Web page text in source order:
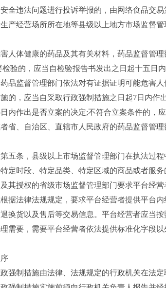
违法问题进行投诉举报的，由网络食品交易
产经营场所所在地等县级以上地方市场监督管
体健康的药品及其有关材料，药品监督管理
验的，应当自检验报告书发出之日起十五日内
监督管理部门依法对有证据证明可能危害人
的，应当自采取行政强制措施之日起7日内作
内作出是否立案的决定;不符合立案条件的，
省、自治区、直辖市人民政府的药品监督管理
条，县级以上市场监督管理部门在执法过程
定时段、特定品类、特定区域的商品或者服
其授权的省级市场监督管理部门要求平台经营
法律法规规定，要求平台经营者提供平台内
换货以及售后等交易信息。平台经营者应当
需要，需要平台经营者依法提供标准化字段
制措施由法律、法规规定的行政机关在法定